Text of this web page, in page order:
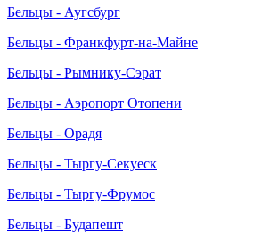
Бельцы - Аугсбург
Бельцы - Франкфурт-на-Майне
Бельцы - Рымнику-Сэрат
Бельцы - Аэропорт Отопени
Бельцы - Орадя
Бельцы - Тыргу-Секуеск
Бельцы - Тыргу-Фрумос
Бельцы - Будапешт